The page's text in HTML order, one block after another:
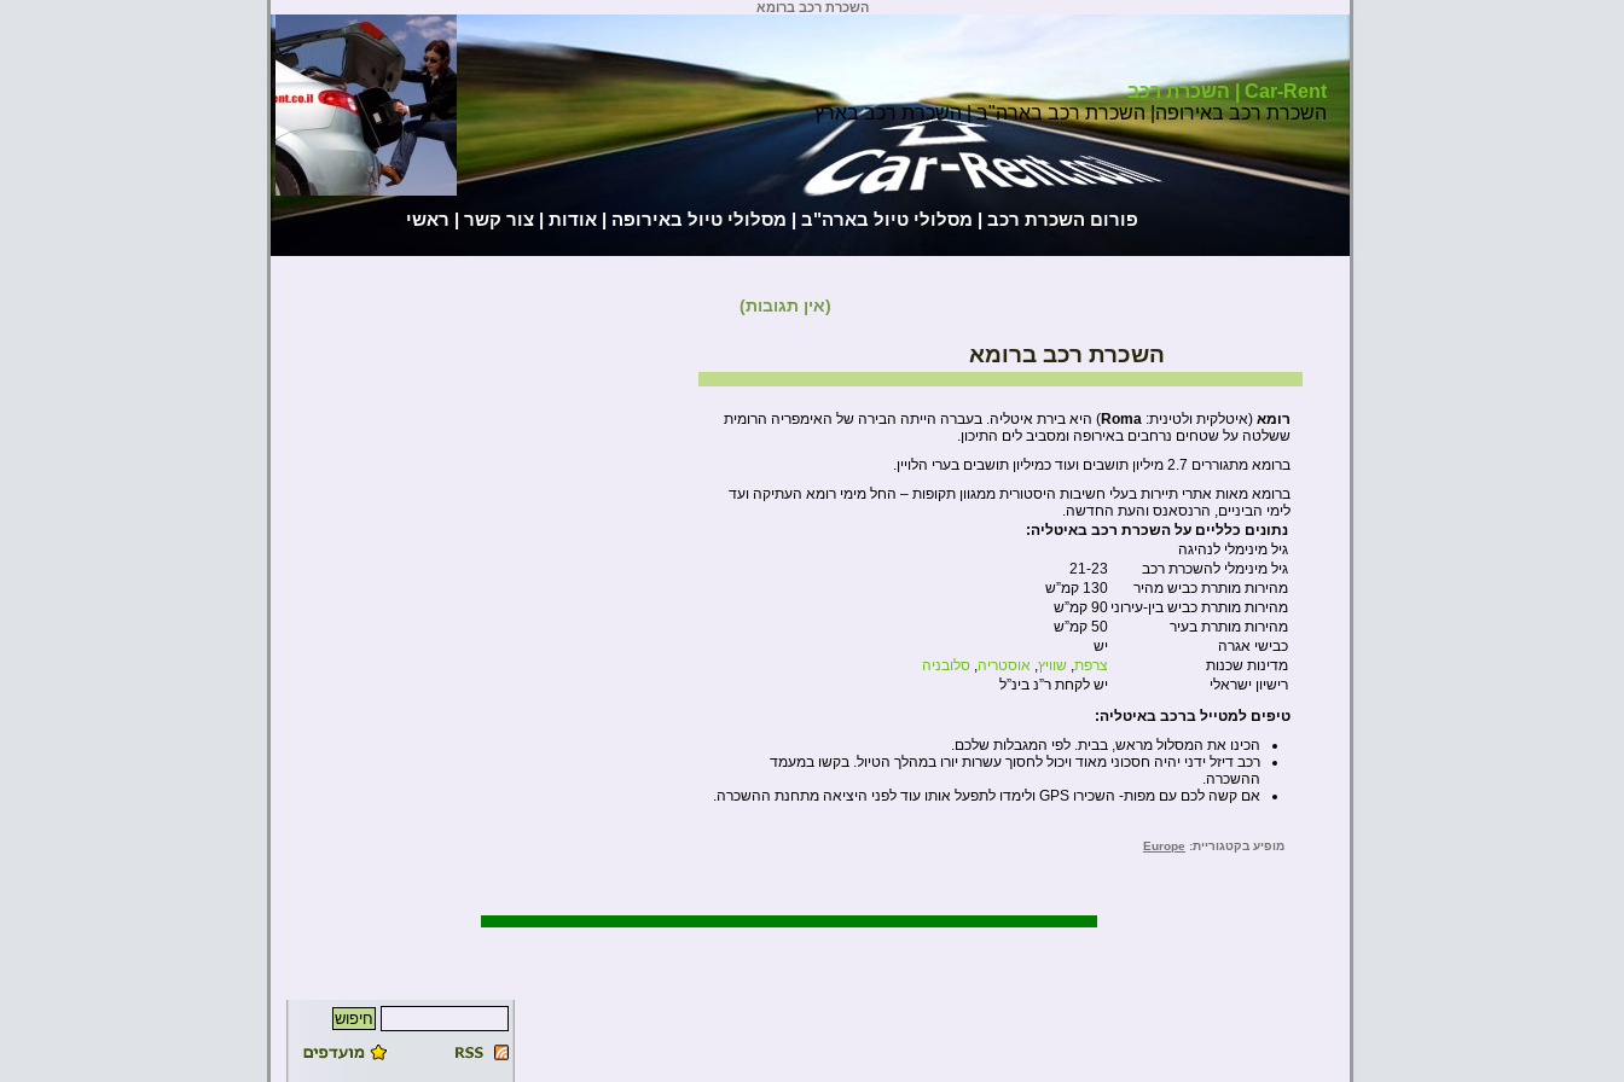
השכרת רכב ברומא
Car-Rent | השכרת רכב
השכרת רכב באירופה| השכרת רכב בארה"ב | השכרת רכב בארץ
ראשי צור קשר | אודות | מסלולי טיול באירופה | מסלולי טיול בארה"ב | פורום השכרת רכב |
(אין תגובות)
השכרת רכב ברומא
רומא (איטלקית ולטינית: Roma) היא בירת איטליה. בעברה הייתה הבירה של האימפריה הרומית
ששלטה על שטחים נרחבים באירופה ומסביב לים התיכון.
ברומא מתגוררים 2.7 מיליון תושבים ועוד כמיליון תושבים בערי הלויין.
ברומא מאות אתרי תיירות בעלי חשיבות היסטורית ממגוון תקופות – החל מימי רומא העתיקה ועד
לימי הביניים, הרנסאנס והעת החדשה.
נתונים כלליים על השכרת רכב באיטליה:
גיל מינימלי לנהיגה
גיל מינימלי להשכרת רכב
21-23
מהירות מותרת כביש מהיר
130 קמ”ש
מהירות מותרת כביש בין-עירוני 90 קמ”ש
מהירות מותרת בעיר
50 קמ”ש
כבישי אגרה
יש
מדינות שכנות
צרפת, שוויץ, אוסטריה, סלובניה
רישיון ישראלי
יש לקחת ר”נ בינ”ל
טיפים למטייל ברכב באיטליה:
הכינו את המסלול מראש, בבית. לפי המגבלות שלכם.
רכב דיזל ידני יהיה חסכוני מאוד ויכול לחסוך עשרות יורו במהלך הטיול. בקשו במעמד
ההשכרה.
אם קשה לכם עם מפות- השכירו GPS ולימדו לתפעל אותו עוד לפני היציאה מתחנת ההשכרה.
מופיע בקטגוריית: Europe